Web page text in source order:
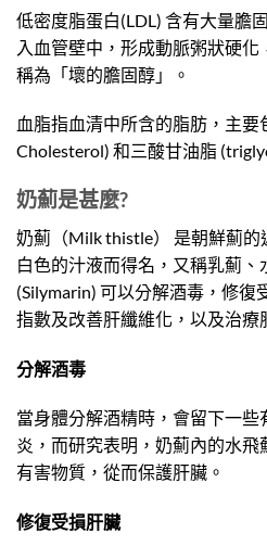
低密度脂蛋白(LDL) 含有大量膽
入血管壁中，形成動脈粥狀硬
稱為「壞的膽固醇」。
血脂指血清中所含的脂肪，主要
Cholesterol) 和三酸甘油脂
奶薊是甚麼?
奶薊（Milk thistle） 是朝鮮薊
白色的汁液而得名，又稱乳薊
(Silymarin) 可以分解酒毒，修復
指數及改善肝纖維化，以及治療
分解酒毒
當身體分解酒精時，會留下一
炎，而研究表明，奶薊內的水
有害物質，從而保護肝臟。
修復受損肝臟